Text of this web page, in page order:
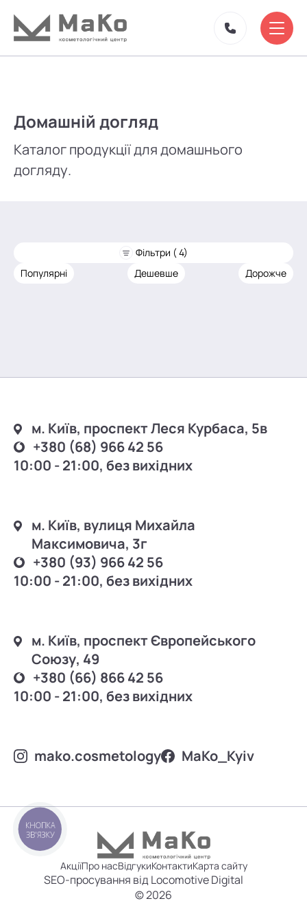
Домашній догляд
Каталог продукції для домашнього
догляду.
Фільтри ( 4)
Популярні
Дешевше Дорожче
м. Київ, проспект Леся Курбаса, 5в
+380 (68) 966 42 56
10:00 - 21:00, без вихідних
м. Київ, вулиця Михайла
Максимовича, 3г
+380 (93) 966 42 56
10:00 - 21:00, без вихідних
м. Київ, проспект Європейського
Союзу, 49
+380 (66) 866 42 56
10:00 - 21:00, без вихідних
mako.cosmetology MаKo_Kyiv
АкціїПро насВідгукиКонтактиКарта сайту
SEO-просування від Locomotive Digital
© 2026
КНОПКА
ЗВ'ЯЗКУ